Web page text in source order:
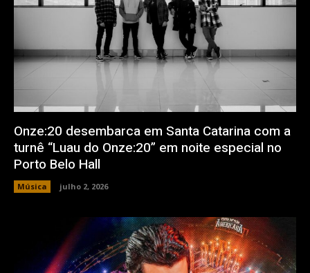
Onze:20 desembarca em Santa Catarina com a
turnê “Luau do Onze:20” em noite especial no
Porto Belo Hall
Música julho 2, 2026